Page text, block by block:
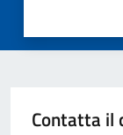
Contatta il